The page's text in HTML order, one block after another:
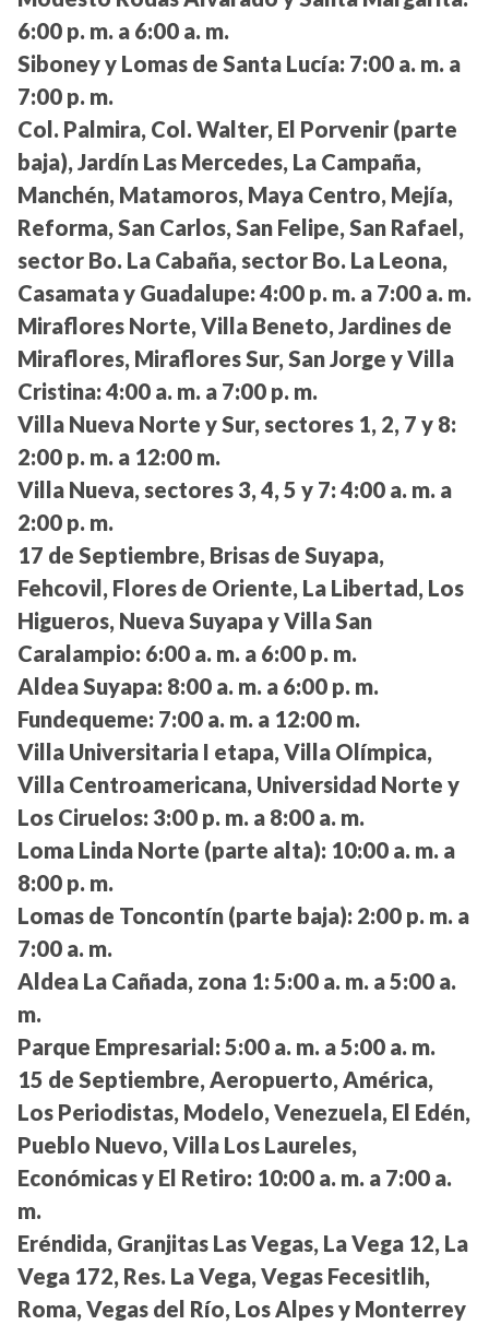
6:00 p. m. a 6:00 a. m.
Siboney y Lomas de Santa Lucía: 7:00 a. m. a
7:00 p. m.
Col. Palmira, Col. Walter, El Porvenir (parte
baja), Jardín Las Mercedes, La Campaña,
Manchén, Matamoros, Maya Centro, Mejía,
Reforma, San Carlos, San Felipe, San Rafael,
sector Bo. La Cabaña, sector Bo. La Leona,
Casamata y Guadalupe: 4:00 p. m. a 7:00 a. m.
Miraflores Norte, Villa Beneto, Jardines de
Miraflores, Miraflores Sur, San Jorge y Villa
Cristina: 4:00 a. m. a 7:00 p. m.
Villa Nueva Norte y Sur, sectores 1, 2, 7 y 8:
2:00 p. m. a 12:00 m.
Villa Nueva, sectores 3, 4, 5 y 7: 4:00 a. m. a
2:00 p. m.
17 de Septiembre, Brisas de Suyapa,
Fehcovil, Flores de Oriente, La Libertad, Los
Higueros, Nueva Suyapa y Villa San
Caralampio: 6:00 a. m. a 6:00 p. m.
Aldea Suyapa: 8:00 a. m. a 6:00 p. m.
Fundequeme: 7:00 a. m. a 12:00 m.
Villa Universitaria I etapa, Villa Olímpica,
Villa Centroamericana, Universidad Norte y
Los Ciruelos: 3:00 p. m. a 8:00 a. m.
Loma Linda Norte (parte alta): 10:00 a. m. a
8:00 p. m.
Lomas de Toncontín (parte baja): 2:00 p. m. a
7:00 a. m.
Aldea La Cañada, zona 1: 5:00 a. m. a 5:00 a.
m.
Parque Empresarial: 5:00 a. m. a 5:00 a. m.
15 de Septiembre, Aeropuerto, América,
Los Periodistas, Modelo, Venezuela, El Edén,
Pueblo Nuevo, Villa Los Laureles,
Económicas y El Retiro: 10:00 a. m. a 7:00 a.
m.
Eréndida, Granjitas Las Vegas, La Vega 12, La
Vega 172, Res. La Vega, Vegas Fecesitlih,
Roma, Vegas del Río, Los Alpes y Monterrey